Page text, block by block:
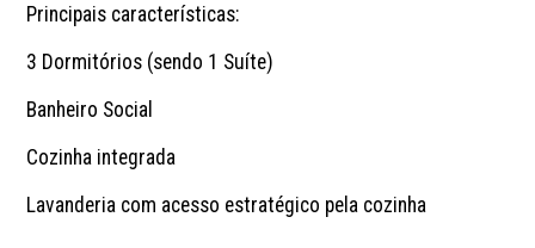
Principais características:
3 Dormitórios (sendo 1 Suíte)
Banheiro Social
Cozinha integrada
Lavanderia com acesso estratégico pela cozinha